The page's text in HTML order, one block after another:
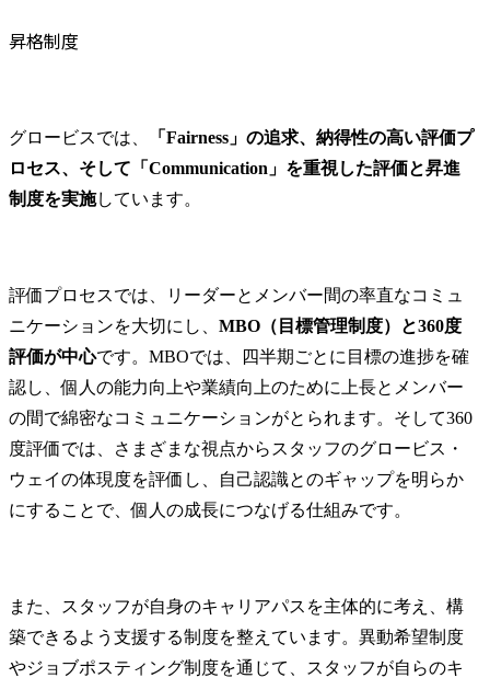
昇格制度
グロービスでは、
「Fairness」の追求、納得性の高い評価プ
ロセス、そして「Communication」を重視した評価と昇進
制度を実施しています。
評価プロセスでは、リーダーとメンバー間の率直なコミュ
ニケーションを大切にし、 MBO（目標管理制度）と360度
評価が中心です。MBOでは、四半期ごとに目標の進捗を確
認し、個人の能力向上や業績向上のために上長とメンバー
の間で綿密なコミュニケーションがとられます。そして360
度評価では、さまざまな視点からスタッフのグロービス・
ウェイの体現度を評価し、自己認識とのギャップを明らか
にすることで、個人の成長につなげる仕組みです。
また、スタッフが自身のキャリアパスを主体的に考え、構
築できるよう支援する制度を整えています。異動希望制度
やジョブポスティング制度を通じて、スタッフが自らのキ